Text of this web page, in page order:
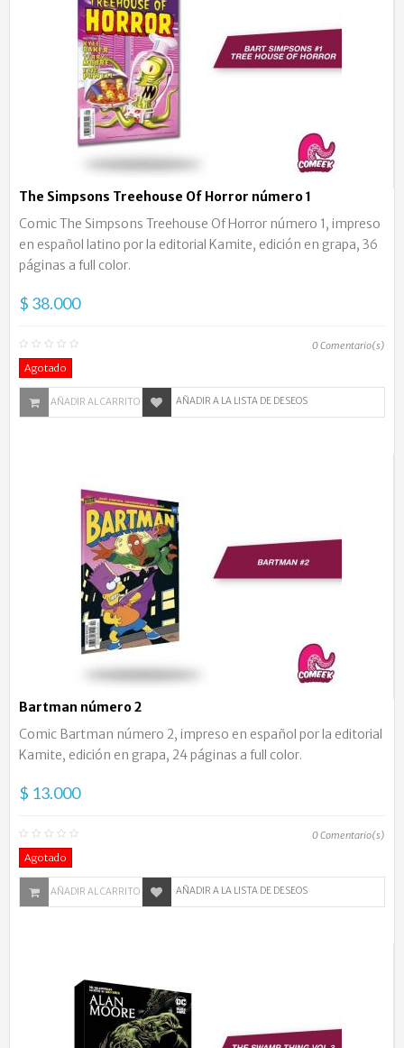
The Simpsons Treehouse Of Horror número 1
Comic The Simpsons Treehouse Of Horror número 1, impreso
en español latino por la editorial Kamite, edición en grapa, 36
páginas a full color.
$ 38.000
0Comentario(s)
Agotado
AÑADIR AL CARRITO AÑADIR A LA LISTA DE DESEOS
Bartman número 2
Comic Bartman número 2, impreso en español por la editorial
Kamite, edición en grapa, 24 páginas a full color.
$ 13.000
0Comentario(s)
Agotado
AÑADIR AL CARRITO AÑADIR A LA LISTA DE DESEOS